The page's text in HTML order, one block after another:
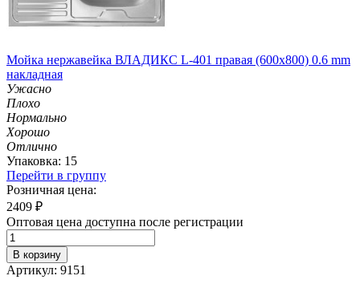
Мойка нержавейка ВЛАДИКС L-401 правая (600х800) 0.6 mm
накладная
Ужасно
Плохо
Нормально
Хорошо
Отлично
Упаковка: 15
Перейти в группу
Розничная цена:
2409 ₽
Оптовая цена доступна после регистрации
В корзину
Артикул: 9151